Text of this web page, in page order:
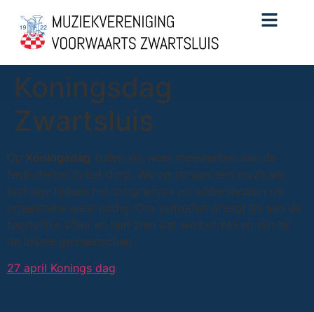
Koningsdag
Zwartsluis
Op Koningsdag zullen wij weer meewerken aan de
festiviteiten in het dorp. We verzorgen een muzikale
bijdrage tijdens het programma en ondersteunen de
organisatie waar nodig. Ons optreden draagt bij aan de
feestelijke sfeer en laat zien dat we betrokken zijn bij
de lokale gemeenschap.
27 april Konings dag